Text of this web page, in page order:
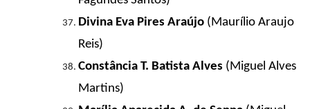
Divina Eva Pires Araújo (Maurílio Araujo
Reis)
Constância T. Batista Alves (Miguel Alves
Martins)